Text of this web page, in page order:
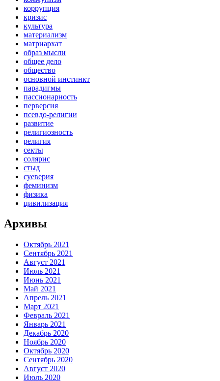
коррупция
кризис
культура
материализм
матриархат
образ мысли
общее дело
общество
основной инстинкт
парадигмы
пассионарность
перверсия
псевдо-религии
развитие
религиозность
религия
секты
солярис
стыд
суеверия
феминизм
физика
цивилизация
Архивы
Октябрь 2021
Сентябрь 2021
Август 2021
Июль 2021
Июнь 2021
Май 2021
Апрель 2021
Март 2021
Февраль 2021
Январь 2021
Декабрь 2020
Ноябрь 2020
Октябрь 2020
Сентябрь 2020
Август 2020
Июль 2020